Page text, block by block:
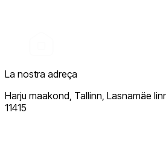
La nostra adreça
Harju maakond, Tallinn, Lasnamäe
11415